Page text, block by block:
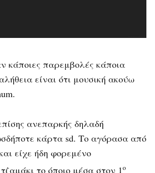
κάποιες παρεμβολές κάποια
είναι ότι μουσική ακούω
ανεπαρκής δηλαδή
κάρτα sd. Το αγόρασα από
είχε ήδη φορεμένο
το όποιο μέσα στον 1ο